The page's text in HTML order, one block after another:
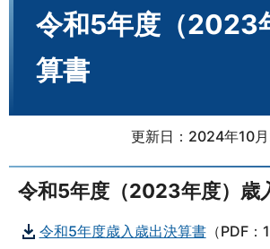
令和5年度（2023
算書
更新日：2024年10
令和5年度（2023年度）歳
令和5年度歳入歳出決算書（PDF：